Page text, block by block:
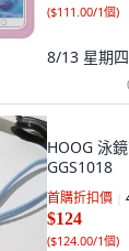
($111.00/1個)
8/13 星期四
(
HOOG 泳
GGS1018
首購折扣價
$124
($124.00/1個)